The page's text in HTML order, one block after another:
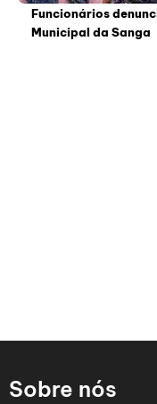
Funcionários
Municipal da Sanga
Sobre nós